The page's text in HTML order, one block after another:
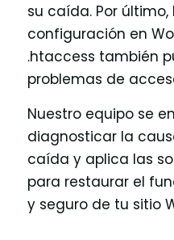
su caída. Por último,
configuración en
.htaccess también
problemas de
Nuestro equipo se
diagnosticar la
caída y aplica las
para restaurar el
y seguro de tu sitio